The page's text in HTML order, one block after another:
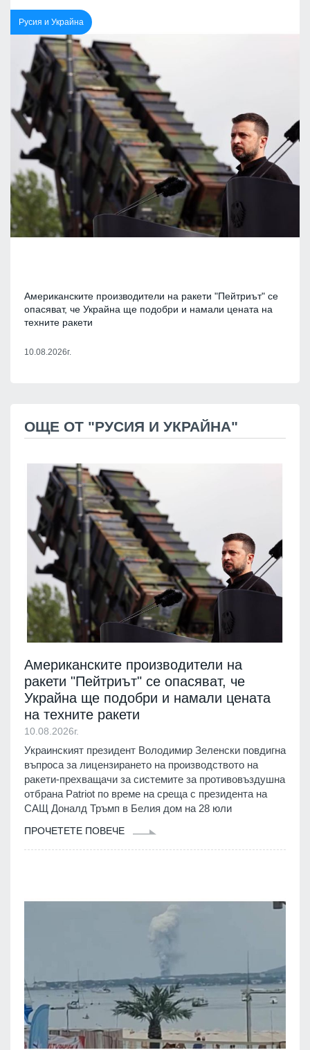
Русия и Украйна
Американските производители на ракети "Пейтриът" се
опасяват, че Украйна ще подобри и намали цената на
техните ракети
10.08.2026г.
ОЩЕ ОТ "РУСИЯ И УКРАЙНА"
Американските производители на
ракети "Пейтриът" се опасяват, че
Украйна ще подобри и намали цената
на техните ракети
10.08.2026г.
Украинският президент Володимир Зеленски повдигна
въпроса за лицензирането на производството на
ракети-прехващачи за системите за противовъздушна
отбрана Patriot по време на среща с президента на
САЩ Доналд Тръмп в Белия дом на 28 юли
ПРОЧЕТЕТЕ ПОВЕЧЕ